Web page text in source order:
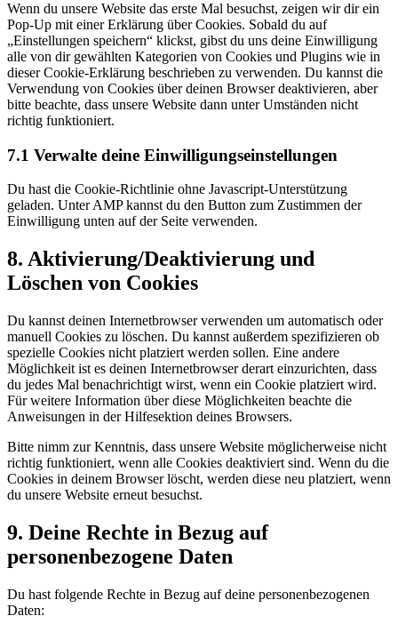
sonstiges
Wenn du unsere Website das erste Mal besuchst, zeigen wir dir ein
Pop-Up mit einer Erklärung über Cookies. Sobald du auf
„Einstellungen speichern“ klickst, gibst du uns deine Einwilligung
alle von dir gewählten Kategorien von Cookies und Plugins wie in
dieser Cookie-Erklärung beschrieben zu verwenden. Du kannst die
Verwendung von Cookies über deinen Browser deaktivieren, aber
bitte beachte, dass unsere Website dann unter Umständen nicht
richtig funktioniert.
7.1 Verwalte deine Einwilligungseinstellungen
Du hast die Cookie-Richtlinie ohne Javascript-Unterstützung
geladen. Unter AMP kannst du den Button zum Zustimmen der
Einwilligung unten auf der Seite verwenden.
8. Aktivierung/Deaktivierung und
Löschen von Cookies
Du kannst deinen Internetbrowser verwenden um automatisch oder
manuell Cookies zu löschen. Du kannst außerdem spezifizieren ob
spezielle Cookies nicht platziert werden sollen. Eine andere
Möglichkeit ist es deinen Internetbrowser derart einzurichten, dass
du jedes Mal benachrichtigt wirst, wenn ein Cookie platziert wird.
Für weitere Information über diese Möglichkeiten beachte die
Anweisungen in der Hilfesektion deines Browsers.
Bitte nimm zur Kenntnis, dass unsere Website möglicherweise nicht
richtig funktioniert, wenn alle Cookies deaktiviert sind. Wenn du die
Cookies in deinem Browser löscht, werden diese neu platziert, wenn
du unsere Website erneut besuchst.
9. Deine Rechte in Bezug auf
personenbezogene Daten
Du hast folgende Rechte in Bezug auf deine personenbezogenen
Daten: